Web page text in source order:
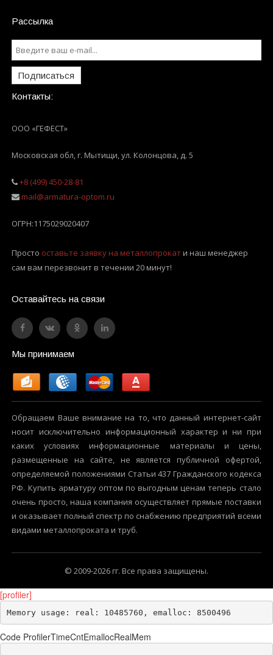
Рассылка
Подписаться
Контакты:
ООО «ГЕФЕСТ»
Московская обл, г. Мытищи,ул. Колонцова, д. 5
+8 (499) 450-28-81
mail@armatura-optom.ru
ОГРН:1175029020407
Просто оставьте заявку на металлопрокати наш менеджер
сам вам перезвонит в течении 20 минут!
Оставайтесь на связи
Мы принимаем
Обращаем Ваше внимание на то, что данный интернет-сайт
носит исключительно информационный характер и ни при
каких условиях информационные материалы и цены,
размещенные на сайте, не является публичной офертой,
определяемой положениями Статьи 437 Гражданского кодекса
РФ. Купить арматуру оптом по выгодным ценам теперь стало
очень просто, наша компания осуществляет прямые поставки
и оказывает полный спектр по снабжению предприятий всеми
видами металлопроката и труб.
© 2009-2026 гг. Все права защищены.
[profiler]
Memory usage: real: 10485760, emalloc: 8500496
Code ProfilerTimeCntEmallocRealMem